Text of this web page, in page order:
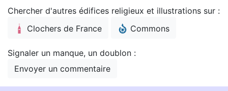
Chercher d'autres édifices religieux et illustrations sur :
Clochers de France
Commons
Signaler un manque, un doublon :
Envoyer un commentaire